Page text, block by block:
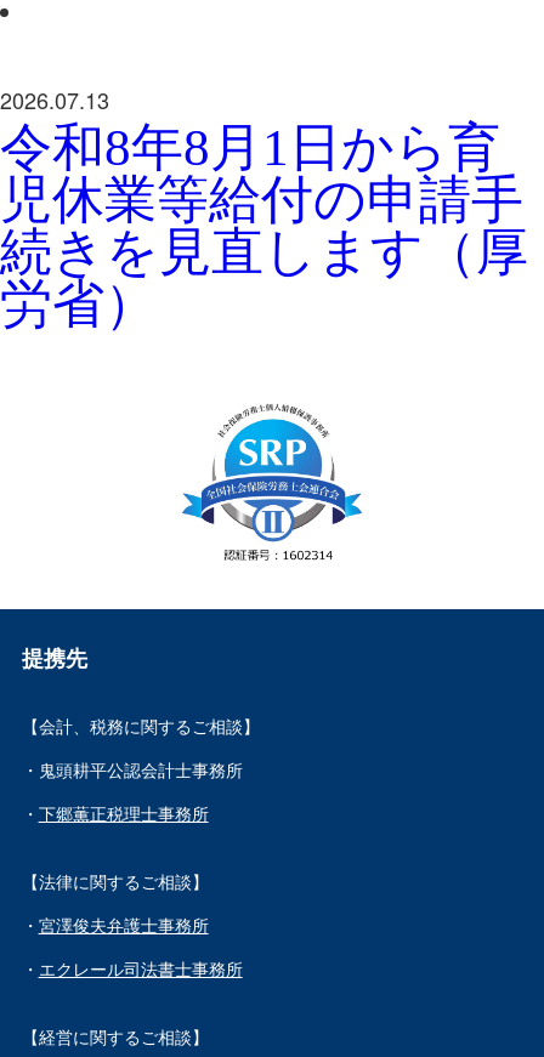
2026.07.13
令和8年8月1日から育
児休業等給付の申請手
続きを見直します（厚
労省）
提携先
【会計、税務に関するご相談】
・鬼頭耕平公認会計士事務所
・ 下郷薫正税理士事務所
【法律に関するご相談】
・ 宮澤俊夫弁護士事務所
・ エクレール司法書士事務所
【経営に関するご相談】